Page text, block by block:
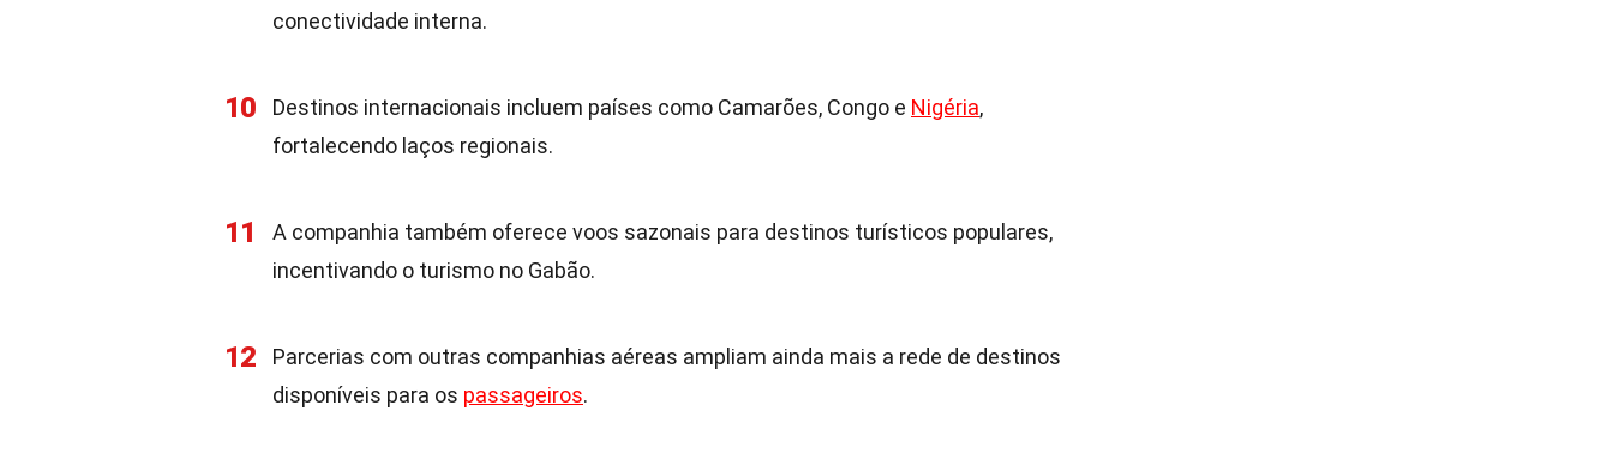
conectividade interna.
10 Destinos internacionais incluem países como Camarões, Congo e Nigéria,
fortalecendo laços regionais.
11
A companhia também oferece voos sazonais para destinos turísticos populares,
incentivando o turismo no Gabão.
12
Parcerias com outras companhias aéreas ampliam ainda mais a rede de destinos
disponíveis para os passageiros.